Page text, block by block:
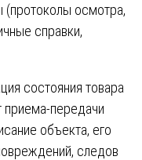
осмотра,
справки,
состояния товара
приема-передачи
объекта, его
следов